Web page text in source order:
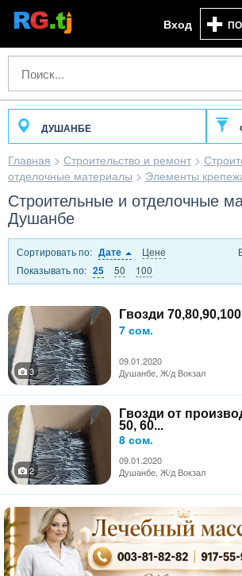
Вход
ДУШАНБЕ
Главная > Строительство и ремонт >
отделочные материалы > Элементы
Строительные и отделочные
Душанбе
Сортировать по: Дате
Цене
Показывать по: 25 50 100
Гвозди
7 сом.
09.01.2020
3
Душанбе, Ж/д Вокзал
Гвозди от
50, 60...
8 сом.
09.01.2020
2
Душанбе, Ж/д Вокзал